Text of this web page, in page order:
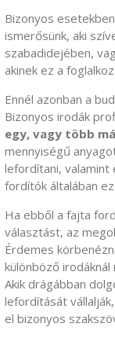
Bizonyos
ismerősünk, aki
szabadidejében,
akinek ez a
Ennél azonban a
Bizonyos irodák
egy, vagy több
mennyiségű
lefordítani, valamint
fordítók általában
Ha ebből a fajta
választást, az
Érdemes
különböző
Akik drágábban
lefordítását
el bizonyos